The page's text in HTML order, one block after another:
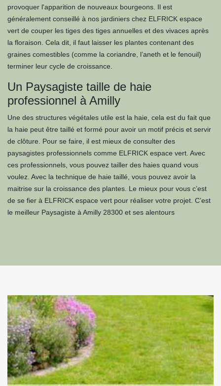
provoquer l'apparition de nouveaux bourgeons. Il est
généralement conseillé à nos jardiniers chez ELFRICK espace
vert de couper les tiges des tiges annuelles et des vivaces après
la floraison. Cela dit, il faut laisser les plantes contenant des
graines comestibles (comme la coriandre, l’aneth et le fenouil)
terminer leur cycle de croissance.
Un Paysagiste taille de haie
professionnel à Amilly
Une des structures végétales utile est la haie, cela est du fait que
la haie peut être taillé et formé pour avoir un motif précis et servir
de clôture. Pour se faire, il est mieux de consulter des
paysagistes professionnels comme ELFRICK espace vert. Avec
ces professionnels, vous pouvez tailler des haies quand vous
voulez. Avec la technique de haie taillé, vous pouvez avoir la
maitrise sur la croissance des plantes. Le mieux pour vous c’est
de se fier à ELFRICK espace vert pour réaliser votre projet. C’est
le meilleur Paysagiste à Amilly 28300 et ses alentours